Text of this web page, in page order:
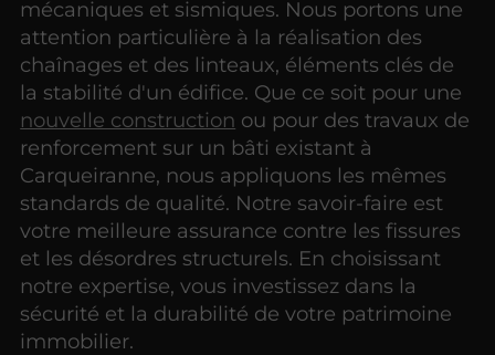
mécaniques et sismiques. Nous portons une
attention particulière à la réalisation des
chaînages et des linteaux, éléments clés de
la stabilité d'un édifice. Que ce soit pour une
nouvelle construction ou pour des travaux de
renforcement sur un bâti existant à
Carqueiranne, nous appliquons les mêmes
standards de qualité. Notre savoir-faire est
votre meilleure assurance contre les fissures
et les désordres structurels. En choisissant
notre expertise, vous investissez dans la
sécurité et la durabilité de votre patrimoine
immobilier.